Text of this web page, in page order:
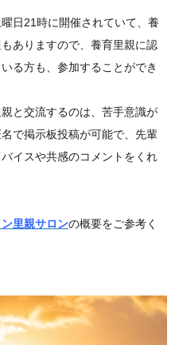
日21時に開催されていて、養
ありますので、養育里親に認
る方も、参加することができ
と交流するのは、苦手意識が
で掲示板投稿が可能で、先輩
イスや共感のコメントをくれ
里親サロンの概要をご参考く